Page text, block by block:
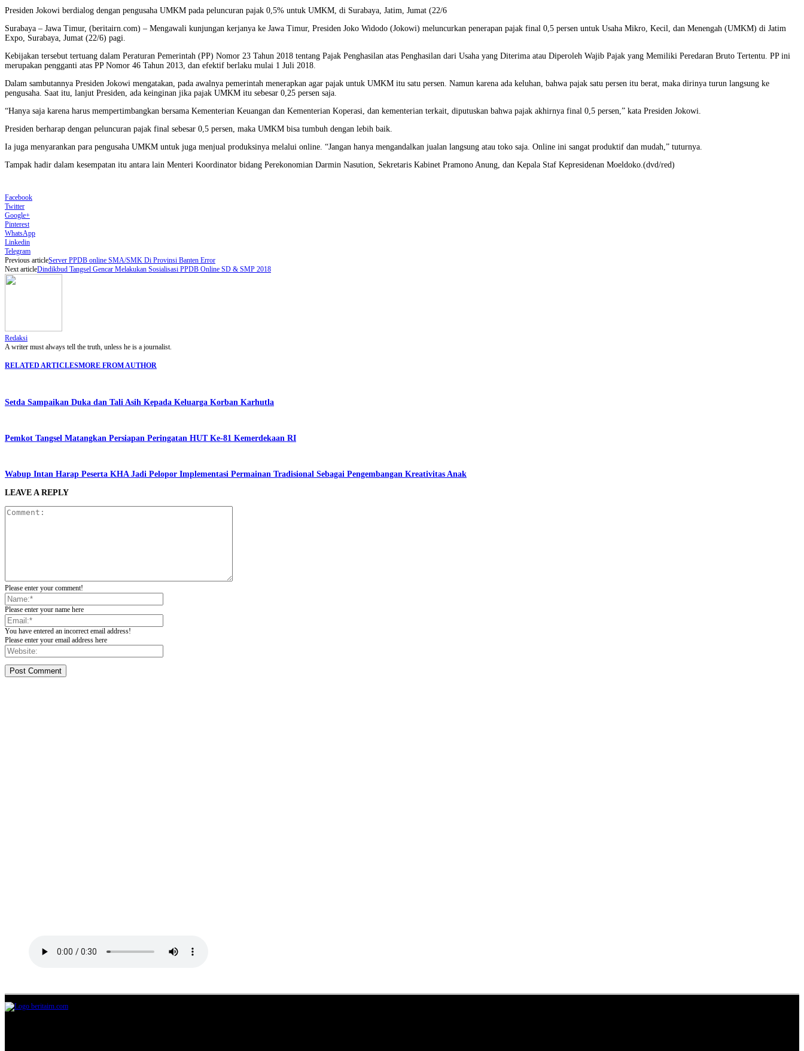
Presiden Jokowi berdialog dengan pengusaha UMKM pada peluncuran pajak 0,5% untuk UMKM, di Surabaya, Jatim, Jumat (22/6
Surabaya – Jawa Timur, (beritairn.com) – Mengawali kunjungan kerjanya ke Jawa Timur, Presiden Joko Widodo (Jokowi) meluncurkan penerapan pajak final 0,5 persen untuk Usaha Mikro, Kecil, dan Menengah (UMKM) di Jatim
Expo, Surabaya, Jumat (22/6) pagi.
Kebijakan tersebut tertuang dalam Peraturan Pemerintah (PP) Nomor 23 Tahun 2018 tentang Pajak Penghasilan atas Penghasilan dari Usaha yang Diterima atau Diperoleh Wajib Pajak yang Memiliki Peredaran Bruto Tertentu. PP ini
merupakan pengganti atas PP Nomor 46 Tahun 2013, dan efektif berlaku mulai 1 Juli 2018.
Dalam sambutannya Presiden Jokowi mengatakan, pada awalnya pemerintah menerapkan agar pajak untuk UMKM itu satu persen. Namun karena ada keluhan, bahwa pajak satu persen itu berat, maka dirinya turun langsung ke
pengusaha. Saat itu, lanjut Presiden, ada keinginan jika pajak UMKM itu sebesar 0,25 persen saja.
“Hanya saja karena harus mempertimbangkan bersama Kementerian Keuangan dan Kementerian Koperasi, dan kementerian terkait, diputuskan bahwa pajak akhirnya final 0,5 persen,” kata Presiden Jokowi.
Presiden berharap dengan peluncuran pajak final sebesar 0,5 persen, maka UMKM bisa tumbuh dengan lebih baik.
Ia juga menyarankan para pengusaha UMKM untuk juga menjual produksinya melalui online. “Jangan hanya mengandalkan jualan langsung atau toko saja. Online ini sangat produktif dan mudah,” tuturnya.
Tampak hadir dalam kesempatan itu antara lain Menteri Koordinator bidang Perekonomian Darmin Nasution, Sekretaris Kabinet Pramono Anung, dan Kepala Staf Kepresidenan Moeldoko.(dvd/red)
Facebook
Twitter
Google+
Pinterest
WhatsApp
Linkedin
Telegram
Previous articleServer PPDB online SMA/SMK Di Provinsi Banten Error
Next articleDindikbud Tangsel Gencar Melakukan Sosialisasi PPDB Online SD & SMP 2018
Redaksi
A writer must always tell the truth, unless he is a journalist.
RELATED ARTICLESMORE FROM AUTHOR
Setda Sampaikan Duka dan Tali Asih Kepada Keluarga Korban Karhutla
Pemkot Tangsel Matangkan Persiapan Peringatan HUT Ke-81 Kemerdekaan RI
Wabup Intan Harap Peserta KHA Jadi Pelopor Implementasi Permainan Tradisional Sebagai Pengembangan Kreativitas Anak
LEAVE A REPLY
Please enter your comment!
Please enter your name here
You have entered an incorrect email address!
Please enter your email address here